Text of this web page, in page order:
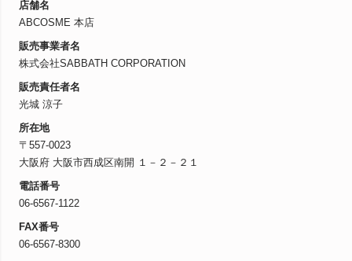
店舗名
ABCOSME 本店
販売事業者名
株式会社SABBATH CORPORATION
販売責任者名
光城 涼子
所在地
〒557-0023
大阪府 大阪市西成区南開 １－２－２１
電話番号
06-6567-1122
FAX番号
06-6567-8300